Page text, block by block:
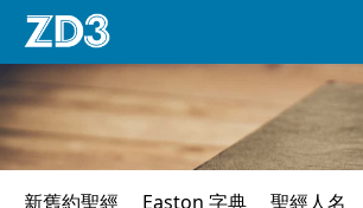
新舊約聖經 Easton 字典 聖經人名